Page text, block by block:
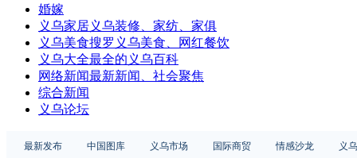
婚嫁
义乌家居义乌装修、家纺、家俱
义乌美食搜罗义乌美食、网红餐饮
义乌大全最全的义乌百科
网络新闻最新新闻、社会聚焦
综合新闻
义乌论坛
最新发布 中国图库 义乌市场 国际商贸 情感沙龙
义